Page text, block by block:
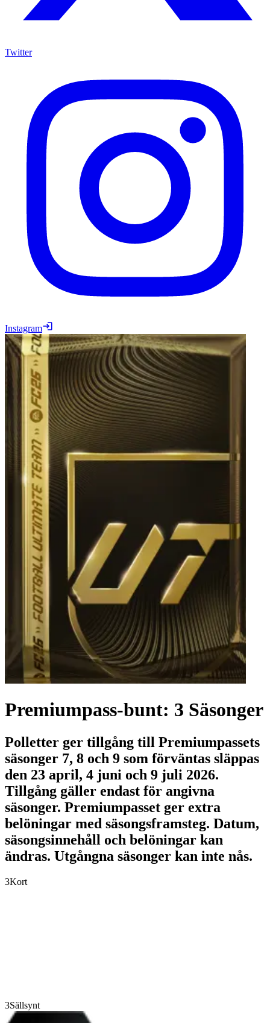
Twitter
Instagram
Premiumpass-bunt: 3 Säsonger
Polletter ger tillgång till Premiumpassets
säsonger 7, 8 och 9 som förväntas släppas
den 23 april, 4 juni och 9 juli 2026.
Tillgång gäller endast för angivna
säsonger. Premiumpasset ger extra
belöningar med säsongsframsteg. Datum,
säsongsinnehåll och belöningar kan
ändras. Utgångna säsonger kan inte nås.
3Kort
3Sällsynt